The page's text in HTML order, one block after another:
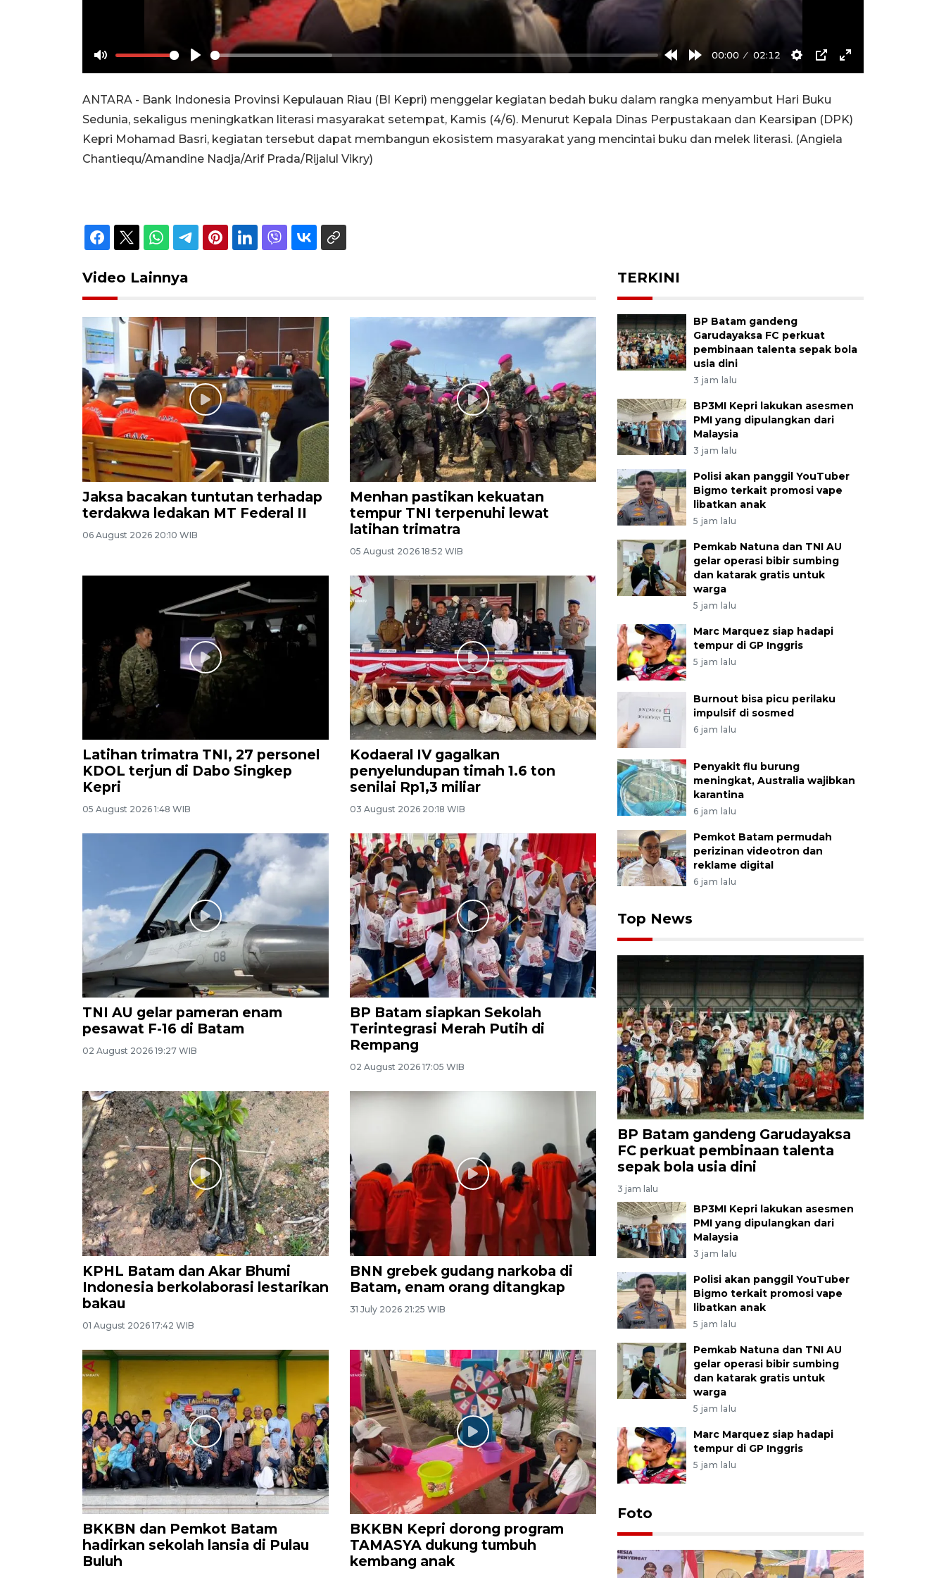
Mute Play
RewindForward
00:00 02:12
Settings
PIP Enter
ANTARA - Bank Indonesia Provinsi Kepulauan Riau (BI Kepri) menggelar kegiatan bedah buku dalam rangka menyambut Hari Buku
Sedunia, sekaligus meningkatkan literasi masyarakat setempat, Kamis (4/6). Menurut Kepala Dinas Perpustakaan dan Kearsipan (DPK)
Kepri Mohamad Basri, kegiatan tersebut dapat membangun ekosistem masyarakat yang mencintai buku dan melek literasi. (Angiela
Chantiequ/Amandine Nadja/Arif Prada/Rijalul Vikry)
Video Lainnya
Jaksa bacakan tuntutan terhadap
terdakwa ledakan MT Federal II
06 August 2026 20:10 WIB
Menhan pastikan kekuatan
tempur TNI terpenuhi lewat
latihan trimatra
05 August 2026 18:52 WIB
Latihan trimatra TNI, 27 personel
KDOL terjun di Dabo Singkep
Kepri
05 August 2026 1:48 WIB
Kodaeral IV gagalkan
penyelundupan timah 1.6 ton
senilai Rp1,3 miliar
03 August 2026 20:18 WIB
TNI AU gelar pameran enam
pesawat F-16 di Batam
02 August 2026 19:27 WIB
BP Batam siapkan Sekolah
Terintegrasi Merah Putih di
Rempang
02 August 2026 17:05 WIB
KPHL Batam dan Akar Bhumi
Indonesia berkolaborasi lestarikan
bakau
01 August 2026 17:42 WIB
BNN grebek gudang narkoba di
Batam, enam orang ditangkap
31 July 2026 21:25 WIB
BKKBN dan Pemkot Batam
hadirkan sekolah lansia di Pulau
Buluh
BKKBN Kepri dorong program
TAMASYA dukung tumbuh
kembang anak
TERKINI
BP Batam gandeng
Garudayaksa FC perkuat
pembinaan talenta sepak bola
usia dini
3 jam lalu
BP3MI Kepri lakukan asesmen
PMI yang dipulangkan dari
Malaysia
3 jam lalu
Polisi akan panggil YouTuber
Bigmo terkait promosi vape
libatkan anak
5 jam lalu
Pemkab Natuna dan TNI AU
gelar operasi bibir sumbing
dan katarak gratis untuk
warga
5 jam lalu
Marc Marquez siap hadapi
tempur di GP Inggris
5 jam lalu
Burnout bisa picu perilaku
impulsif di sosmed
6 jam lalu
Penyakit flu burung
meningkat, Australia wajibkan
karantina
6 jam lalu
Pemkot Batam permudah
perizinan videotron dan
reklame digital
6 jam lalu
Top News
BP Batam gandeng Garudayaksa
FC perkuat pembinaan talenta
sepak bola usia dini
3 jam lalu
BP3MI Kepri lakukan asesmen
PMI yang dipulangkan dari
Malaysia
3 jam lalu
Polisi akan panggil YouTuber
Bigmo terkait promosi vape
libatkan anak
5 jam lalu
Pemkab Natuna dan TNI AU
gelar operasi bibir sumbing
dan katarak gratis untuk
warga
5 jam lalu
Marc Marquez siap hadapi
tempur di GP Inggris
5 jam lalu
Foto